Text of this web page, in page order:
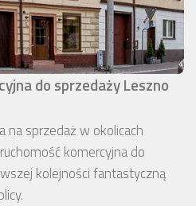
do sprzedaży Leszno
na sprzedaż w okolicach
komercyjna do
kolejności fantastyczną